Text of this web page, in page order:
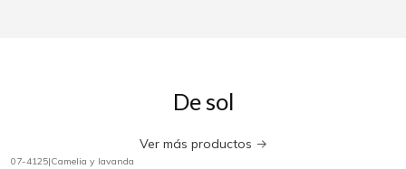
De sol
Ver más productos
07-4125|Camelia y lavanda